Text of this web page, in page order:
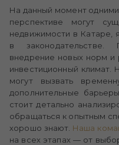
На данный момент
перспективе могут
недвижимости в Катаре,
в законодательстве.
внедрение новых норм и
инвестиционный
могут вызвать
дополнительные
стоит детально
обращаться к опытным
хорошо знают. Наша
на всех этапах — от